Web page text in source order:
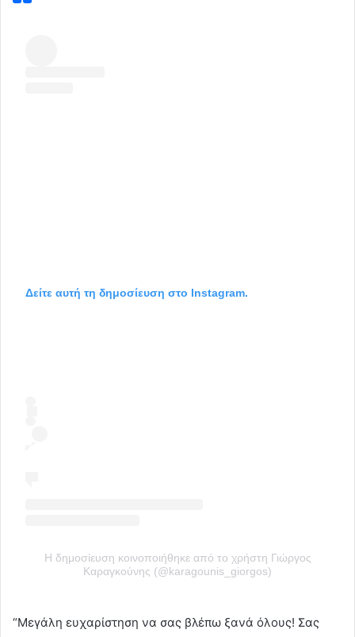
Δείτε αυτή τη δημοσίευση στο Instagram.
Η δημοσίευση κοινοποιήθηκε από το χρήστη Γιώργος
Καραγκούνης (@karagounis_giorgos)
“Μεγάλη ευχαρίστηση να σας βλέπω ξανά όλους! Σας